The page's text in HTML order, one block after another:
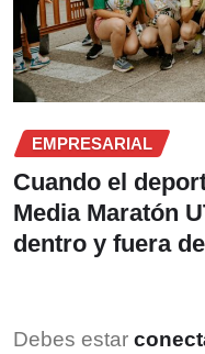
EMPRESARIAL
Cuando el
Media Maratón
dentro y fuera
Debes estar